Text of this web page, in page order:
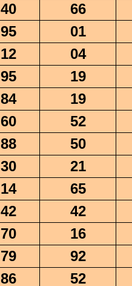
40 66
95 01
12 04
95 19
84 19
60 52
88 50
30 21
14 65
42 42
70 16
79 92
86 52